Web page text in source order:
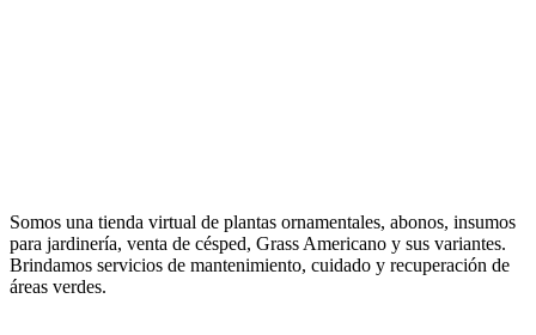
Somos una tienda virtual de plantas ornamentales, abonos, insumos
para jardinería, venta de césped, Grass Americano y sus variantes.
Brindamos servicios de mantenimiento, cuidado y recuperación de
áreas verdes.